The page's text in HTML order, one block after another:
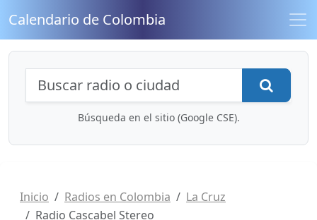
Calendario de Colombia
Búsqueda de radios y contenidos
Búsqueda en el sitio (Google CSE).
Inicio Radios en Colombia
La Cruz
Radio Cascabel Stereo